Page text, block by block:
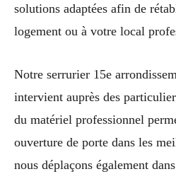
solutions adaptées afin de
logement ou à votre local
Notre serrurier 15e
intervient auprès des
du matériel professionnel
ouverture de porte dans les
nous déplaçons également